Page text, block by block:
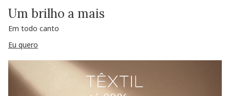
Um brilho a mais
Em todo canto
Eu quero